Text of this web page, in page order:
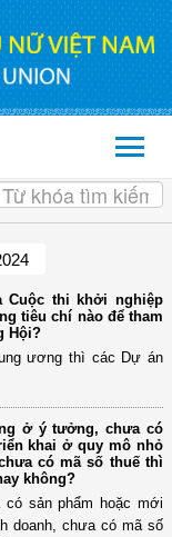
Cuộc thi khởi nghiệp
tiêu chí nào để tham
Hội?
ương thì các Dự án
ở ý tưởng, chưa có
khai ở quy mô nhỏ
có mã số thuế thì
không?
sản phẩm hoặc mới
doanh, chưa có mã số